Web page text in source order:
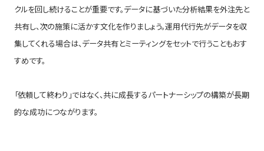
クルを回し続けることが重要です。データに基づいた分析結果を外注先と
共有し、次の施策に活かす文化を作りましょう。運用代行先がデータを収
集してくれる場合は、データ共有とミーティングをセットで行うこともおす
すめです。
「依頼して終わり」ではなく、共に成長するパートナーシップの構築が長期
的な成功につながります。